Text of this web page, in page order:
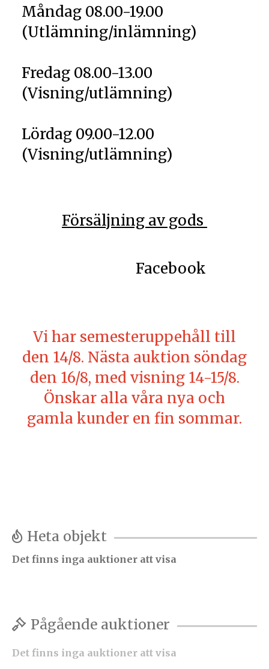
Måndag 08.00-19.00
(Utlämning/inlämning)
Fredag 08.00-13.00
(Visning/utlämning)
Lördag 09.00-12.00
(Visning/utlämning)
Försäljning av gods
Facebook
Vi har semesteruppehåll till
den 14/8. Nästa auktion söndag
den 16/8, med visning 14-15/8.
Önskar alla våra nya och
gamla kunder en fin sommar.
Heta objekt
Det finns inga auktioner att visa
Pågående auktioner
Det finns inga auktioner att visa